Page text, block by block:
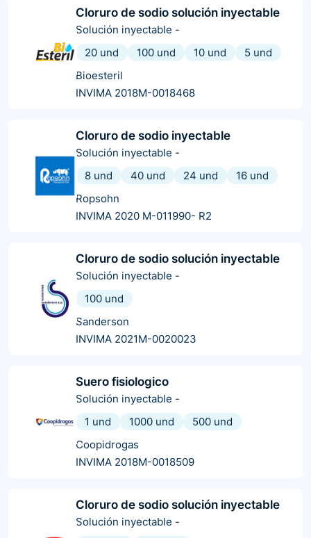
Cloruro de sodio solución inyectable
Solución inyectable -
20 und
100 und 10 und
5 und
Bioesteril
INVIMA 2018M-0018468
Cloruro de sodio inyectable
Solución inyectable -
8 und
40 und 24 und
16 und
Ropsohn
INVIMA 2020 M-011990- R2
Cloruro de sodio solución inyectable
Solución inyectable -
100 und
Sanderson
INVIMA 2021M-0020023
Suero fisiologico
Solución inyectable -
1 und
1000 und
500 und
Coopidrogas
INVIMA 2018M-0018509
Cloruro de sodio solución inyectable
Solución inyectable -